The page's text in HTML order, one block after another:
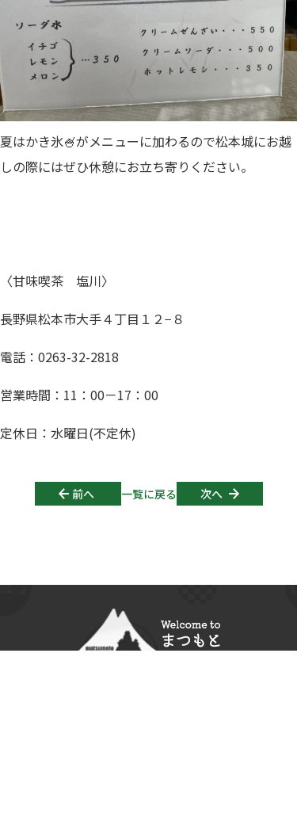
夏はかき氷🍧がメニューに加わるので松本城にお越
しの際にはぜひ休憩にお立ち寄りください。
〈甘味喫茶 塩川〉
長野県松本市大手４丁目１２−８
電話：0263-32-2818
営業時間：11：00－17：00
定休日：水曜日(不定休)
Post navigation
前へ 一覧に戻る 次へ